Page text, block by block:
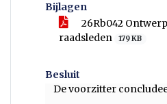
Bijlagen
26Rb042
raadsleden
179 KB
Besluit
De voorzitter